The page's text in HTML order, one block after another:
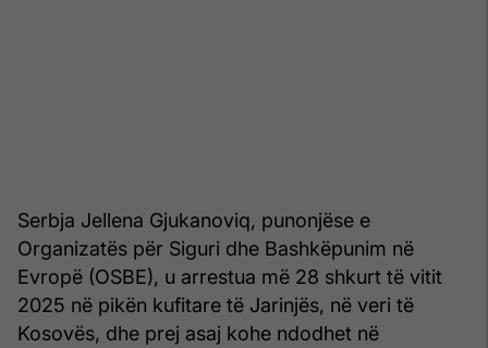
Serbja Jellena Gjukanoviq, punonjëse e
Organizatës për Siguri dhe Bashkëpunim në
Evropë (OSBE), u arrestua më 28 shkurt të vitit
2025 në pikën kufitare të Jarinjës, në veri të
Kosovës, dhe prej asaj kohe ndodhet në